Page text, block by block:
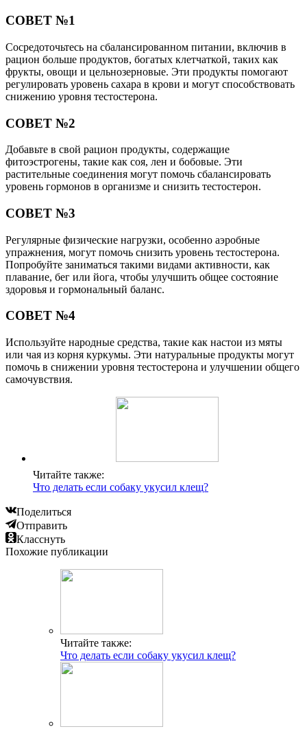
СОВЕТ №1
Сосредоточьтесь на сбалансированном питании, включив в
рацион больше продуктов, богатых клетчаткой, таких как
фрукты, овощи и цельнозерновые. Эти продукты помогают
регулировать уровень сахара в крови и могут способствовать
снижению уровня тестостерона.
СОВЕТ №2
Добавьте в свой рацион продукты, содержащие
фитоэстрогены, такие как соя, лен и бобовые. Эти
растительные соединения могут помочь сбалансировать
уровень гормонов в организме и снизить тестостерон.
СОВЕТ №3
Регулярные физические нагрузки, особенно аэробные
упражнения, могут помочь снизить уровень тестостерона.
Попробуйте заниматься такими видами активности, как
плавание, бег или йога, чтобы улучшить общее состояние
здоровья и гормональный баланс.
СОВЕТ №4
Используйте народные средства, такие как настои из мяты
или чая из корня куркумы. Эти натуральные продукты могут
помочь в снижении уровня тестостерона и улучшении общего
самочувствия.
Читайте также:
Что делать если собаку укусил клещ?
Поделиться
Отправить
Класснуть
Похожие публикации
Читайте также:
Что делать если собаку укусил клещ?